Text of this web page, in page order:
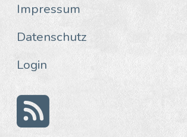
Impressum
Datenschutz
Login